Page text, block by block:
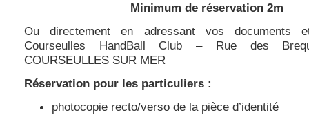
Minimum de réservation 2m
Ou directement en adressant vos documents
Courseulles HandBall Club – Rue des
COURSEULLES SUR MER
Réservation pour les particuliers :
photocopie recto/verso de la pièce d’identité